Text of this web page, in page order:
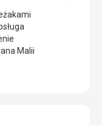
Malii